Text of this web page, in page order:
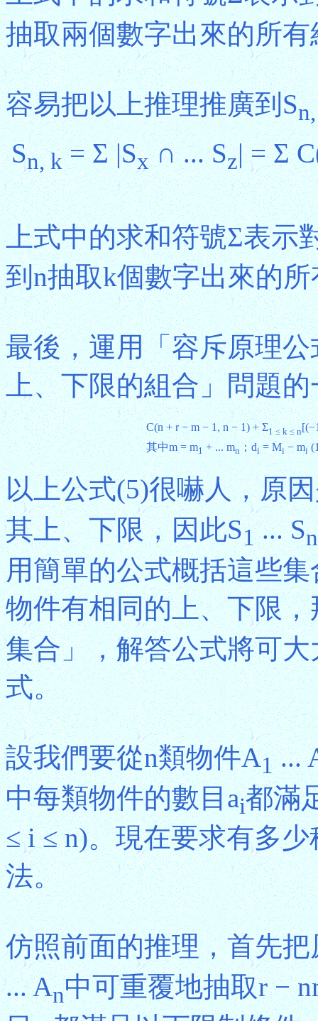
抽取兩個數字出來的所
容易把以上推理推廣到S
Sn, k= Σ |Sx∩ ... Sz| = Σ
上式中的求和符號Σ表示
到n抽取k個數字出來的
最後，運用「容斥原理
上、下限的組合」問題
C(n + r − m − 1, n − 1) + Σ1 ≤ k ≤ n
其中m = m1+ ... mn；di= Mi− mi
以上公式(5)很嚇人，原
其上、下限，因此S1... Sn
用簡單的公式概括這些
物件有相同的上、下限，
集合」，解答公式將可
式。
設我們要從n類物件A1...
中每類物件的數目ai都滿
≤ i ≤ n)。現在要求有多
法。
仿照前面的推理，首先
... An中可重覆地抽取r −